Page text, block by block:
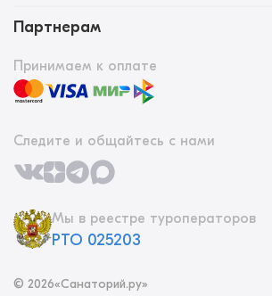
Партнерам
Принимаем к оплате
Следите и общайтесь с нами
Мы в реестре туроператоров
РТО 025203
© 2026«Санаторий.ру»